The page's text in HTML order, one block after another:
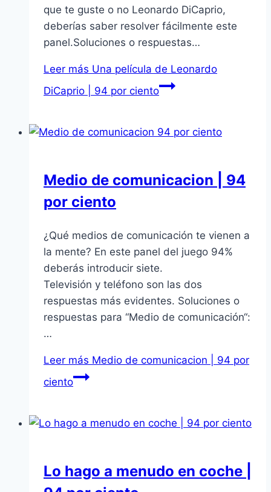
que te guste o no Leonardo DiCaprio,
deberías saber resolver fácilmente este
panel.Soluciones o respuestas…
Leer más Una película de Leonardo
DiCaprio | 94 por ciento
Medio de comunicacion | 94
por ciento
¿Qué medios de comunicación te vienen a
la mente? En este panel del juego 94%
deberás introducir siete.
Televisión y teléfono son las dos
respuestas más evidentes. Soluciones o
respuestas para “Medio de comunicación“:
…
Leer más Medio de comunicacion | 94 por
ciento
Lo hago a menudo en coche |